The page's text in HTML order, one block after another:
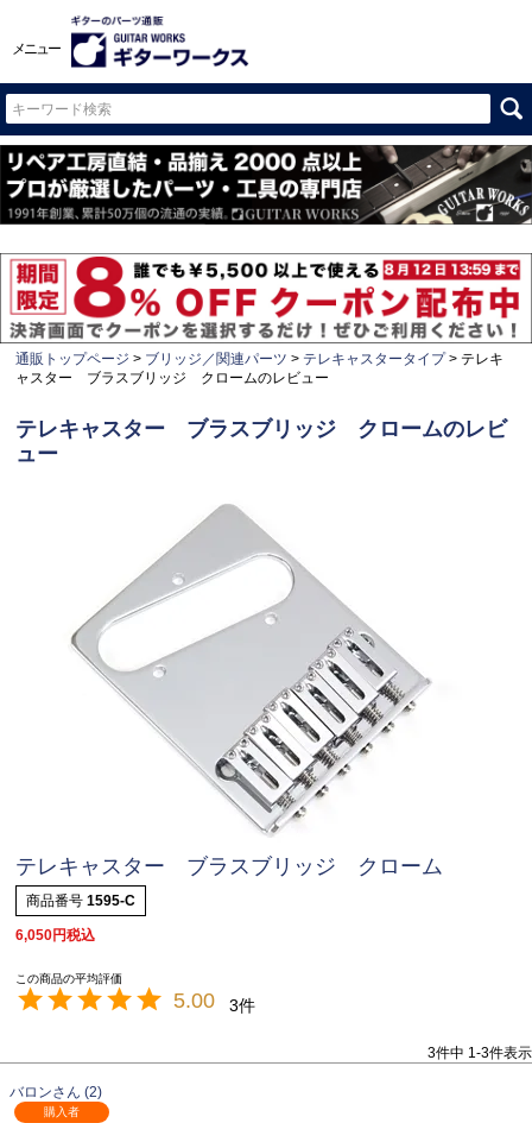
メニュー
通販トップページ ブリッジ／関連パーツ テレキャスタータイプ
テレキ
ャスター ブラスブリッジ クロームのレビュー
テレキャスター ブラスブリッジ クロームのレビ
ュー
テレキャスター ブラスブリッジ クローム
商品番号 1595-C
6,050 税込
5.00 3
3件中 1-3件表示
バロン 2
購入者